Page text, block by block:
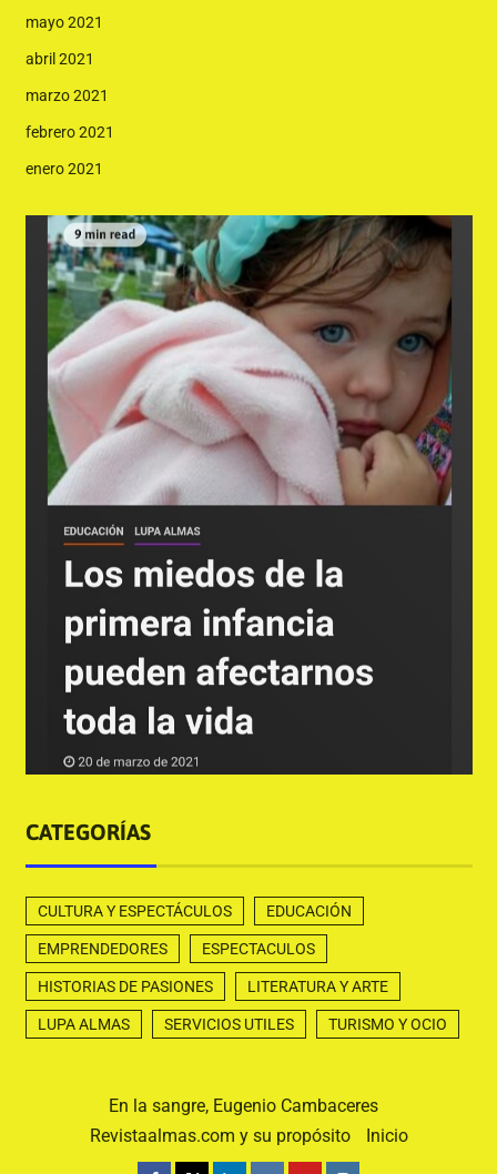
mayo 2021
abril 2021
marzo 2021
febrero 2021
enero 2021
CATEGORÍAS
CULTURA Y ESPECTÁCULOS EDUCACIÓN
EMPRENDEDORES ESPECTACULOS
HISTORIAS DE PASIONES LITERATURA Y ARTE
LUPA ALMAS SERVICIOS UTILES TURISMO Y OCIO
En la sangre, Eugenio Cambaceres
Revistaalmas.com y su propósito
Inicio